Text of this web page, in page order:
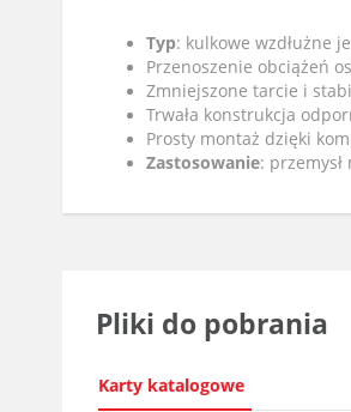
Typ: kulkowe wzdłużne
Przenoszenie obciążeń
Zmniejszone tarcie i
Trwała konstrukcja
Prosty montaż dzięki
Zastosowanie:
Pliki do pobrania
Karty katalogowe